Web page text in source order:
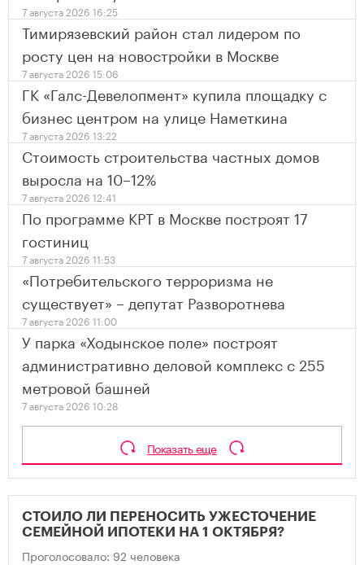
7 августа 2026 16:25
Тимирязевский район стал лидером по
росту цен на новостройки в Москве
7 августа 2026 15:06
ГК «Галс-Девелопмент» купила площадку с
бизнес центром на улице Наметкина
7 августа 2026 13:22
Стоимость строительства частных домов
выросла на 10–12%
7 августа 2026 12:41
По программе КРТ в Москве построят 17
гостиниц
7 августа 2026 11:53
«Потребительского терроризма не
существует» – депутат Разворотнева
7 августа 2026 11:00
У парка «Ходынское поле» построят
административно деловой комплекс с 255
метровой башней
7 августа 2026 10:28
Показать еще
СТОИЛО ЛИ ПЕРЕНОСИТЬ УЖЕСТОЧЕНИЕ
СЕМЕЙНОЙ ИПОТЕКИ НА 1 ОКТЯБРЯ?
Проголосовало: 92 человека